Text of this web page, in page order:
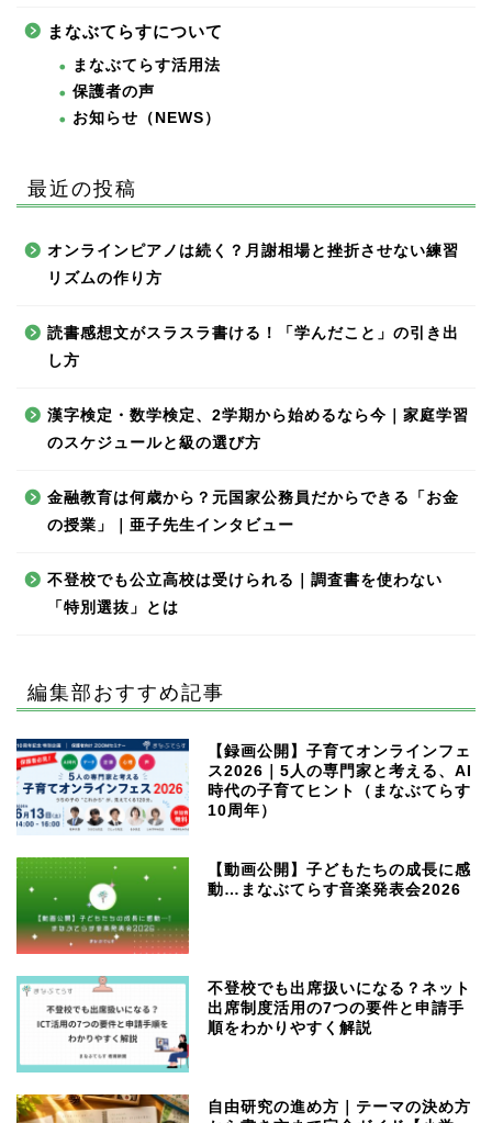
まなぶてらすについて
まなぶてらす活用法
保護者の声
お知らせ（NEWS）
最近の投稿
オンラインピアノは続く？月謝相場と挫折させない練習
リズムの作り方
読書感想文がスラスラ書ける！「学んだこと」の引き出
し方
漢字検定・数学検定、2学期から始めるなら今｜家庭学習
のスケジュールと級の選び方
金融教育は何歳から？元国家公務員だからできる「お金
の授業」｜亜子先生インタビュー
不登校でも公立高校は受けられる｜調査書を使わない
「特別選抜」とは
編集部おすすめ記事
【録画公開】子育てオンラインフェ
ス2026｜5人の専門家と考える、AI
時代の子育てヒント（まなぶてらす
10周年）
【動画公開】子どもたちの成長に感
動…まなぶてらす音楽発表会2026
不登校でも出席扱いになる？ネット
出席制度活用の7つの要件と申請手
順をわかりやすく解説
自由研究の進め方｜テーマの決め方